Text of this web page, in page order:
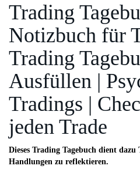
Trading
Notizbuch für
Trading
Ausfüllen |
Tradings |
jeden Trade
Dieses Trading Tagebuch dient
Handlungen zu reflektieren.